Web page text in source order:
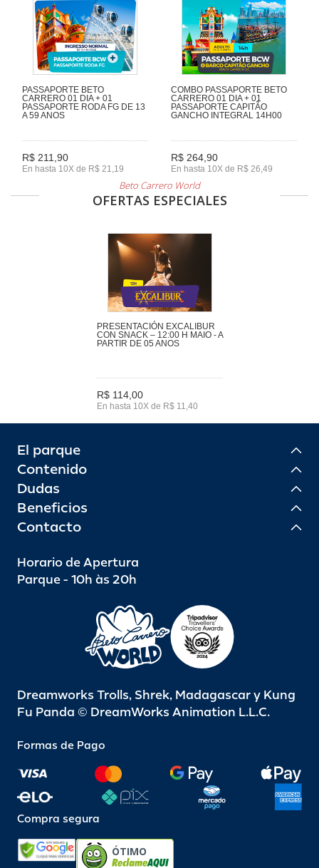
PASSAPORTE BETO
CARRERO 01 DIA + 01
PASSAPORTE RODA FG DE 13
A 59 ANOS
R$ 211,90
En hasta 10X de R$ 21,19
COMBO PASSAPORTE BETO
CARRERO 01 DIA + 01
PASSAPORTE CAPITÃO
GANCHO INTEGRAL 14H00
R$ 264,90
En hasta 10X de R$ 26,49
Beto Carrero World
OFERTAS ESPECIALES
PRESENTACIÓN EXCALIBUR
CON SNACK – 12:00 H MAIO - A
PARTIR DE 05 ANOS
R$ 114,00
En hasta 10X de R$ 11,40
El parque
Contenido
Dudas
Beneficios
Contacto
Horario de Apertura
Parque - 10h às 20h
Dreamworks Trolls, Shrek, Madagascar y Kung
Fu Panda © DreamWorks Animation L.L.C.
Formas de Pago
Compra segura
ÓTIMO